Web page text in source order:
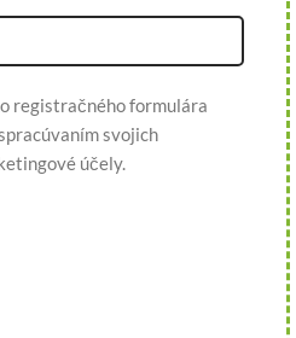
registračného formulára
svojich
účely.